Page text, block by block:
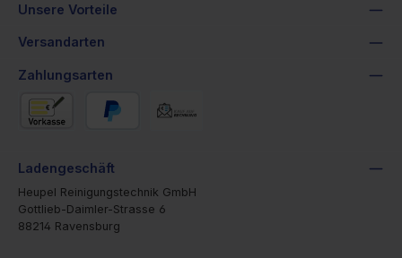
Unsere Vorteile
Versandarten
Zahlungsarten
Ladengeschäft
Heupel Reinigungstechnik GmbH
Gottlieb-Daimler-Strasse 6
88214 Ravensburg